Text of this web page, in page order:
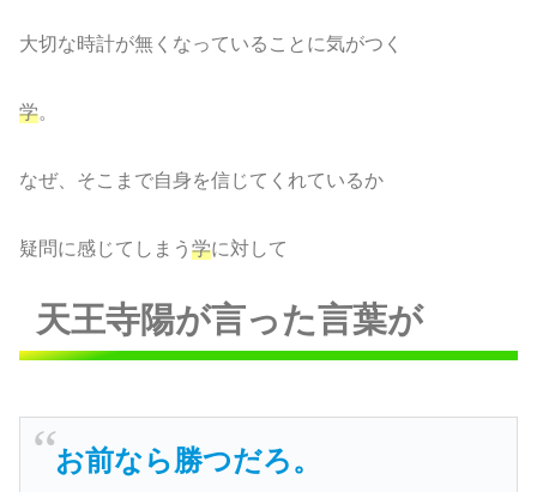
大切な時計が無くなっていることに気がつく
学。
なぜ、そこまで自身を信じてくれているか
疑問に感じてしまう 学に対して
天王寺陽が言った言葉が
お前なら勝つだろ。